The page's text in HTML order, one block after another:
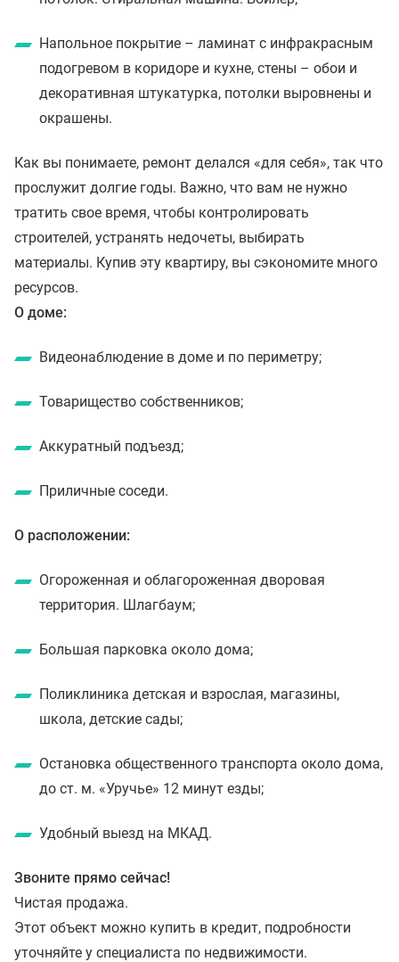
Напольное покрытие – ламинат с инфракрасным
подогревом в коридоре и кухне, стены – обои и
декоративная штукатурка, потолки выровнены и
окрашены.
Как вы понимаете, ремонт делался «для себя», так что
прослужит долгие годы. Важно, что вам не нужно
тратить свое время, чтобы контролировать
строителей, устранять недочеты, выбирать
материалы. Купив эту квартиру, вы сэкономите много
ресурсов.
О доме:
Видеонаблюдение в доме и по периметру;
Товарищество собственников;
Аккуратный подъезд;
Приличные соседи.
О расположении:
Огороженная и облагороженная дворовая
территория. Шлагбаум;
Большая парковка около дома;
Поликлиника детская и взрослая, магазины,
школа, детские сады;
Остановка общественного транспорта около дома,
до ст. м. «Уручье» 12 минут езды;
Удобный выезд на МКАД.
Звоните прямо сейчас!
Чистая продажа.
Этот объект можно купить в кредит, подробности
уточняйте у специалиста по недвижимости.